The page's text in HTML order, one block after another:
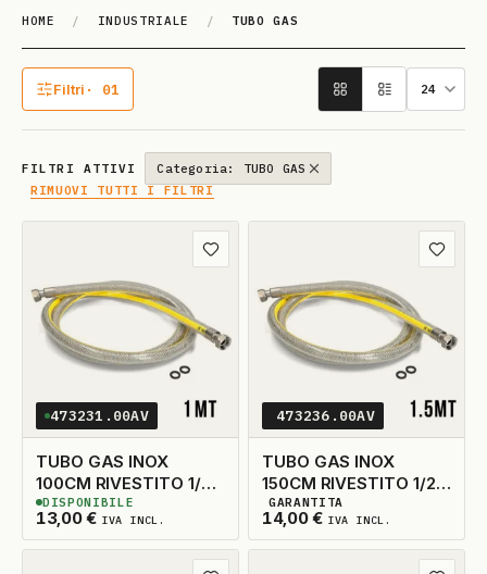
HOME / INDUSTRIALE / TUBO GAS
TU­BO GAS
Filtri · 01
1 filtro attivo
FILTRI ATTIVI
Categoria: TUBO GAS
RIMUOVI TUTTI I FILTRI
Aggiungi ai preferiti
473231.00AV
TUBO GAS INOX
100CM RIVESTITO 1/2-
1/2
13,00€ IVA INCL.
3DISPONIBILI
DISPONIBILE
473236.00AV
TUBO GAS INOX
150CM RIVESTITO 1/2-
1/2
14,00€ IVA INCL.
3DISPONIBILI
GARANTITA